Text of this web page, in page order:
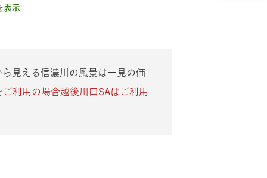
表示
見える信濃川の風景は一見の価
利用の場合越後川口SAはご利用